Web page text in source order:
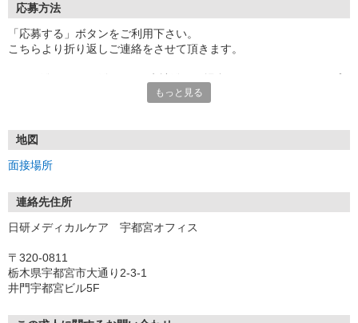
応募方法
「応募する」ボタンをご利用下さい。
こちらより折り返しご連絡をさせて頂きます。
もっと見る
地図
面接場所
連絡先住所
日研メディカルケア 宇都宮オフィス
〒320-0811
栃木県宇都宮市大通り2-3-1
井門宇都宮ビル5F